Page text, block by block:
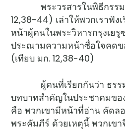
พระวรสารในพิธีกรรม
12,38-44) เล่าให้พวกเราฟัง
หน้าผู้คนในพระวิหารกรุงเยรู
ประณามความหน้าซื่อใจคดข
(เทียบ มก. 12,38-40)
ผู้คนที่เรียกกันว่า ธรรม
บทบาทสำคัญในประชาคมขอ
คือ พวกเขามีหน้าที่อ่าน คัดล
พระคัมภีร์ ด้วยเหตุนี้ พวกเขา